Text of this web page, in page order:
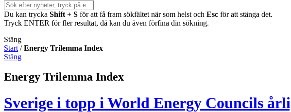
Du kan trycka Shift + S för att få fram sökfältet när som helst och Esc för att stänga det.
Tryck ENTER för fler resultat, då kan du även förfina din sökning.
Stäng
Start /Energy Trilemma Index
Stäng
Energy Trilemma Index
Sverige i topp i World Energy Councils